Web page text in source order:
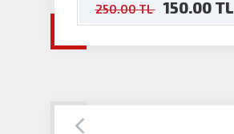
250.00 TL 150.00 TL